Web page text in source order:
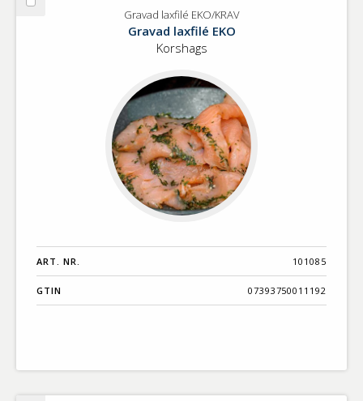
Välj
Gravad laxfilé EKO/KRAV
Gravad laxfilé EKO
Korshags
ART. NR. 101085
GTIN 07393750011192